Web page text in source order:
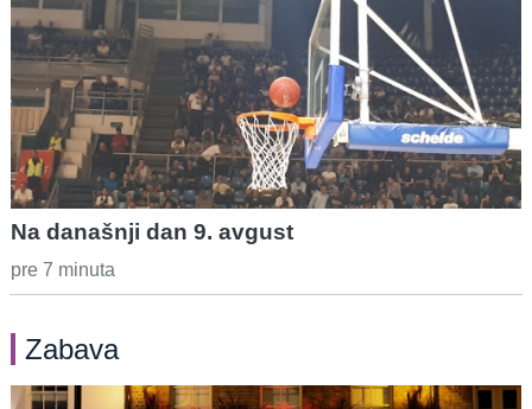
Na današnji dan 9. avgust
pre 7 minuta
Zabava